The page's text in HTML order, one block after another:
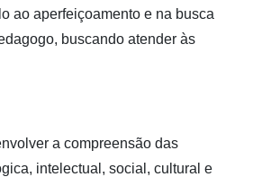
ao aperfeiçoamento e na busca
buscando atender às
a compreensão das
intelectual, social, cultural e